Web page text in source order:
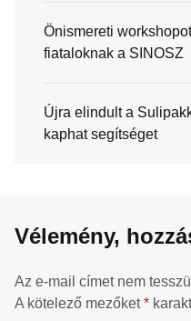
Önismereti
fiataloknak a SINOSZ
Újra elindult a
kaphat segítséget
Vélemény,
Az e-mail címet nem
A kötelező mezőket*